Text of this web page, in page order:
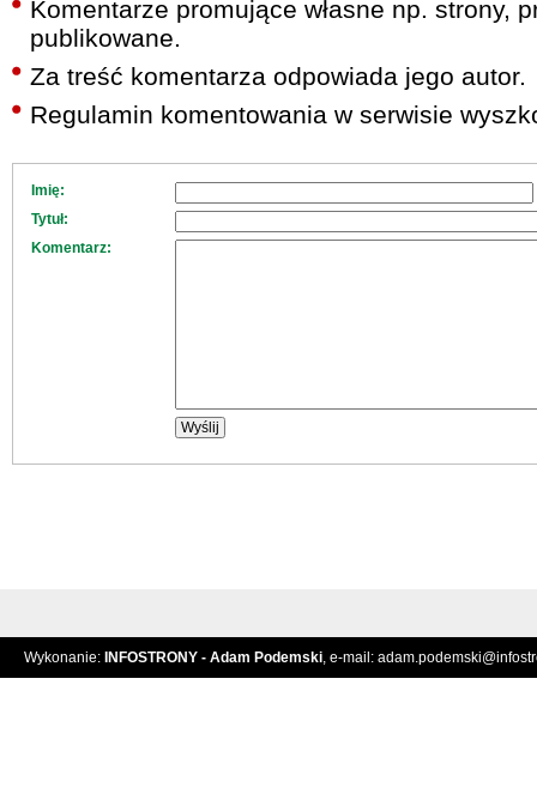
Komentarze promujące własne np. strony,
publikowane.
Za treść komentarza odpowiada jego autor.
Regulamin komentowania w serwisie
Imię:
Tytuł:
Komentarz:
Wykonanie: INFOSTRONY - Adam Podemski, e-mail: